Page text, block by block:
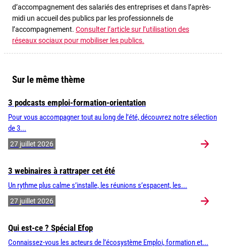
d’accompagnement des salariés des entreprises et dans l’après-
midi un accueil des publics par les professionnels de
l’accompagnement. Consulter l’article sur l’utilisation des
réseaux sociaux pour mobiliser les publics.
Sur le même thème
3 podcasts emploi-formation-orientation
Pour vous accompagner tout au long de l’été, découvrez notre sélection
de 3...
27 juillet 2026
3 webinaires à rattraper cet été
Un rythme plus calme s’installe, les réunions s’espacent, les...
27 juillet 2026
Qui est-ce ? Spécial Efop
Connaissez-vous les acteurs de l’écosystème Emploi, formation et...